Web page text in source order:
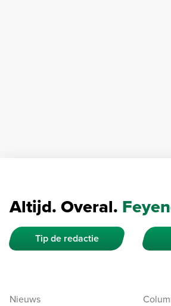
Altijd. Overal.
Tip de redactie
Nieuws